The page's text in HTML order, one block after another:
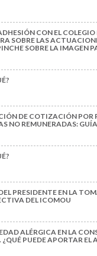
CON EL
SOBRE LAS
SOBRE LA IMAGEN
DE COTIZACIÓN POR
NO REMUNERADAS:
PRESIDENTE EN LA
DEL ICOMOU
ALÉRGICA EN LA
PUEDE APORTAR EL